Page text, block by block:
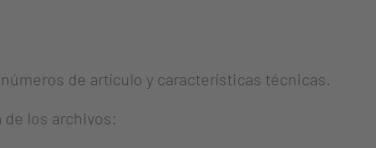
de artículo y características técnicas.
los archivos: